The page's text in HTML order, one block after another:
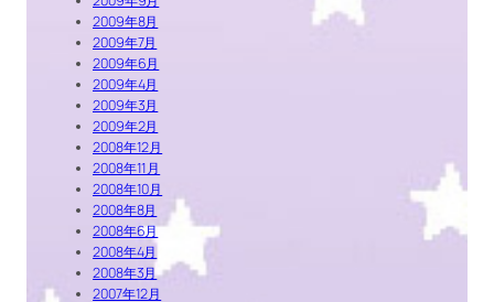
2009年8月
2009年7月
2009年6月
2009年4月
2009年3月
2009年2月
2008年12月
2008年11月
2008年10月
2008年8月
2008年6月
2008年4月
2008年3月
2007年12月